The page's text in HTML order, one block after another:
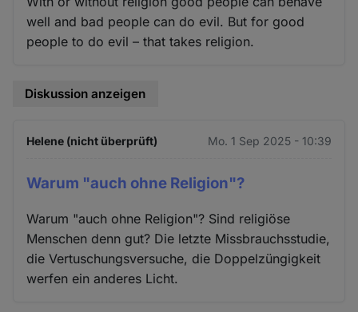
well and bad people can do evil. But for good
people to do evil – that takes religion.
Diskussion anzeigen
Helene (nicht überprüft) Mo. 1 Sep 2025 - 10:39
Warum "auch ohne Religion"?
Warum "auch ohne Religion"? Sind religiöse
Menschen denn gut? Die letzte Missbrauchsstudie,
die Vertuschungsversuche, die Doppelzüngigkeit
werfen ein anderes Licht.